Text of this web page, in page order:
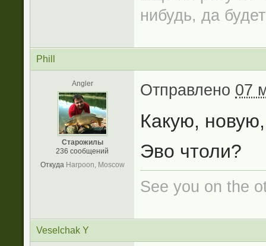
нибудь, да будет
Phill
Angler
Старожилы
236 сообщений
Откуда Harpoon, Moscow
Отправлено 07
Какую,
Эво чтоли?
See you on the
Veselchak Y